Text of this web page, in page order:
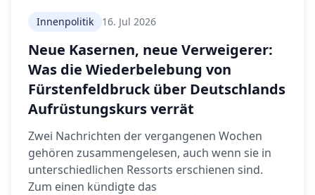
Innenpolitik 16. Jul 2026
Neue Kasernen, neue Verweigerer:
Was die Wiederbelebung von
Fürstenfeldbruck über Deutschlands
Aufrüstungskurs verrät
Zwei Nachrichten der vergangenen Wochen
gehören zusammengelesen, auch wenn sie in
unterschiedlichen Ressorts erschienen sind.
Zum einen kündigte das